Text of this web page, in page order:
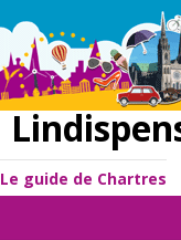
Le guide de Chartres